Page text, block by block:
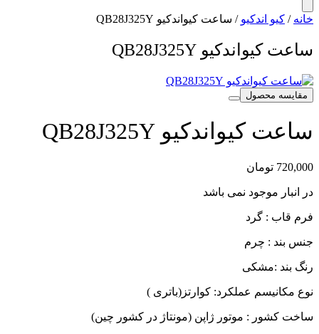
خانه / کیو اندکیو / ساعت کیواندکیو QB28J325Y
ساعت کیواندکیو QB28J325Y
مقایسه محصول
ساعت کیواندکیو QB28J325Y
720,000 تومان
در انبار موجود نمی باشد
فرم قاب : گرد
جنس بند : چرم
رنگ بند :مشکی
نوع مکانیسم عملکرد: کوارتز(باتری )
ساخت کشور : موتور ژاپن (مونتاژ در کشور چین)